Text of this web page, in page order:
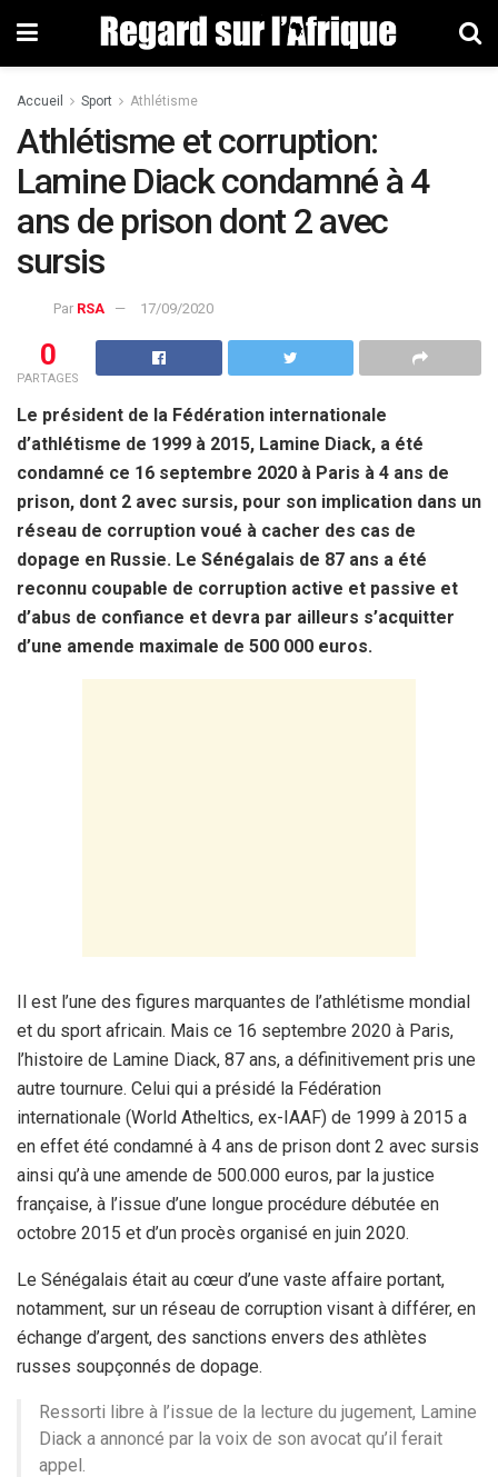
Accueil Sport Athlétisme
Athlétisme et corruption:
Lamine Diack condamné à 4
ans de prison dont 2 avec
sursis
Par RSA 17/09/2020
0
PARTAGES
Le président de la Fédération internationale
d’athlétisme de 1999 à 2015, Lamine Diack, a été
condamné ce 16 septembre 2020 à Paris à 4 ans de
prison, dont 2 avec sursis, pour son implication dans un
réseau de corruption voué à cacher des cas de
dopage en Russie. Le Sénégalais de 87 ans a été
reconnu coupable de corruption active et passive et
d’abus de confiance et devra par ailleurs s’acquitter
d’une amende maximale de 500 000 euros.
Il est l’une des figures marquantes de l’athlétisme mondial
et du sport africain. Mais ce 16 septembre 2020 à Paris,
l’histoire de Lamine Diack, 87 ans, a définitivement pris une
autre tournure. Celui qui a présidé la Fédération
internationale (World Atheltics, ex-IAAF) de 1999 à 2015 a
en effet été condamné à 4 ans de prison dont 2 avec sursis
ainsi qu’à une amende de 500.000 euros, par la justice
française, à l’issue d’une longue procédure débutée en
octobre 2015 et d’un procès organisé en juin 2020.
Le Sénégalais était au cœur d’une vaste affaire portant,
notamment, sur un réseau de corruption visant à différer, en
échange d’argent, des sanctions envers des athlètes
russes soupçonnés de dopage.
Ressorti libre à l’issue de la lecture du jugement, Lamine
Diack a annoncé par la voix de son avocat qu’il ferait
appel.